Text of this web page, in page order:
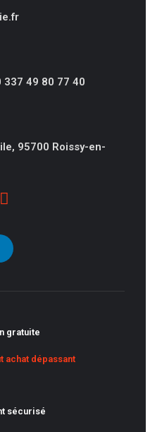
337 49 80 77 40
95700 Roissy-en-
gratuite
achat dépassant
sécurisé